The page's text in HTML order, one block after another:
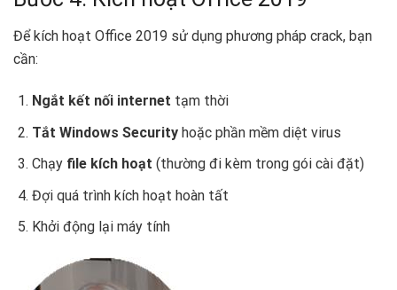
Để kích hoạt Office 2019 sử dụng phương pháp crack, bạn
cần:
Ngắt kết nối internet tạm thời
Tắt Windows Securityhoặc phần mềm diệt virus
Chạy file kích hoạt (thường đi kèm trong gói cài đặt)
Đợi quá trình kích hoạt hoàn tất
Khởi động lại máy tính